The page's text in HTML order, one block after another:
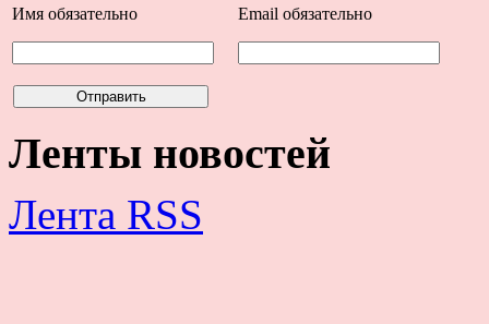
Имя обязательно Email обязательно
Ленты новостей
Лента RSS